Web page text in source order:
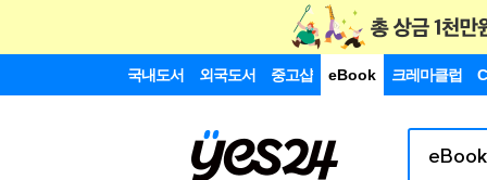
국내도서 외국도서 중고샵 eBook 크레마클럽